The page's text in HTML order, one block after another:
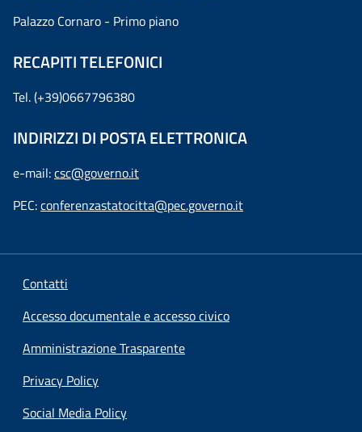
Palazzo Cornaro - Primo piano
RECAPITI TELEFONICI
Tel. (+39)0667796380
INDIRIZZI DI POSTA ELETTRONICA
e-mail:csc@governo.it
PEC:conferenzastatocitta@pec.governo.it
Contatti
Accesso documentale e accesso civico
Amministrazione Trasparente
Privacy Policy
Social Media Policy